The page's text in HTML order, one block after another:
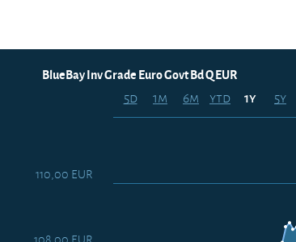
5d 1m 6m ytd 1y 5y
BlueBay Inv Grade Euro Govt Bd Q EUR
110,00 EUR